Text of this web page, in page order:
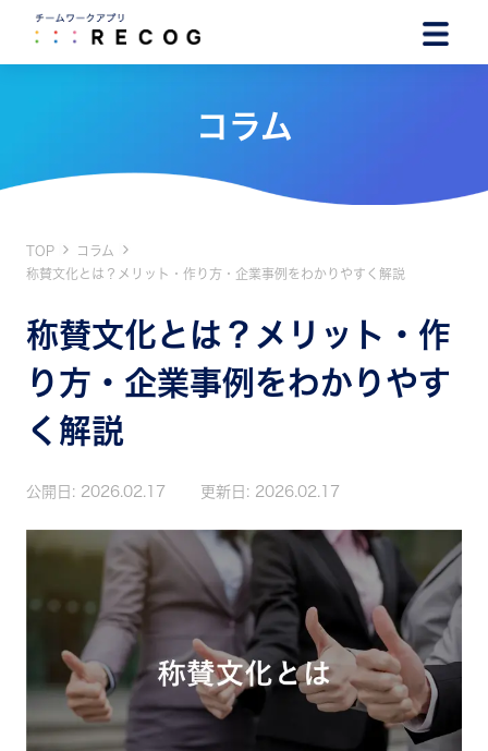
コラム
TOP
コラム
称賛文化とは？メリット・作り方・企業事例をわかりやすく解説
称賛文化とは？メリット・作
り方・企業事例をわかりやす
く解説
公開日: 2026.02.17 更新日: 2026.02.17